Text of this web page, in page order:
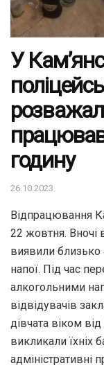
У
годину
26.10.2023
Відпрацювання
22 жовтня. Вночі
виявили близько
напої. Під час
алкогольними
відвідувачів
дівчата віком
викликали їхніх
адміністративні